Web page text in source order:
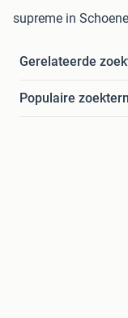
supreme in
Gerelateerde
Populaire